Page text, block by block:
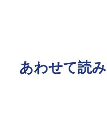
あわせて読